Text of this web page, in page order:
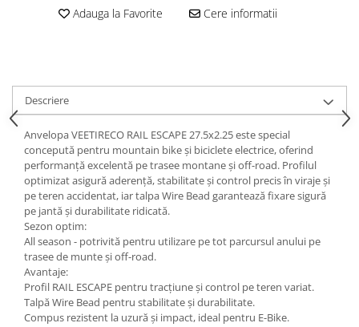
Adauga la Favorite Cere informatii
Descriere
Anvelopa VEETIRECO RAIL ESCAPE 27.5x2.25 este special
concepută pentru mountain bike și biciclete electrice, oferind
performanță excelentă pe trasee montane și off-road. Profilul
optimizat asigură aderență, stabilitate și control precis în viraje și
pe teren accidentat, iar talpa Wire Bead garantează fixare sigură
pe jantă și durabilitate ridicată.
Sezon optim:
All season - potrivită pentru utilizare pe tot parcursul anului pe
trasee de munte și off-road.
Avantaje:
Profil RAIL ESCAPE pentru tracțiune și control pe teren variat.
Talpă Wire Bead pentru stabilitate și durabilitate.
Compus rezistent la uzură și impact, ideal pentru E-Bike.